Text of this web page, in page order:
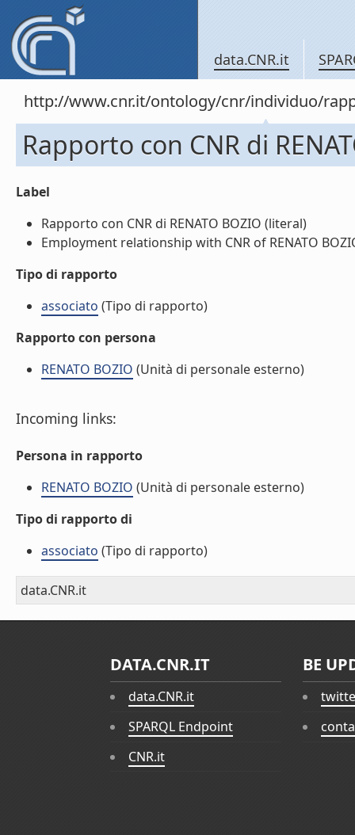
data.CNR.it
http://www.cnr.it/ontology/cnr/individuo/
Rapporto con CNR di
Label
Rapporto con CNR di RENATO BOZIO (literal)
Employment relationship with CNR of RENATO
Tipo di rapporto
associato (Tipo di rapporto)
Rapporto con persona
RENATO BOZIO (Unità di personale esterno)
Incoming links:
Persona in rapporto
RENATO BOZIO (Unità di personale esterno)
Tipo di rapporto di
associato (Tipo di rapporto)
data.CNR.it
DATA.CNR.IT
data.CNR.it
SPARQL Endpoint
CNR.it
BE